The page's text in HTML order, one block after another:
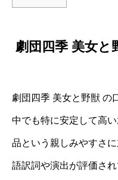
劇団四季 美女と
劇団四季 美女と野獣 の
中でも特に安定して高
品という親しみやすさ
語訳詞や演出が評価さ